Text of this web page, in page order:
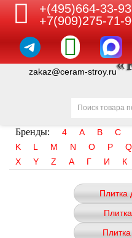
+(495)664-33-93
+7(909)275-71-
zakaz@ceram-stroy.ru
Бренды: 4 A B C
K
L M N O P Q
X
Y Z А Г И К
Плитка